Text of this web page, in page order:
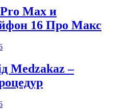
Max и
16 Про Макс
Medzakaz –